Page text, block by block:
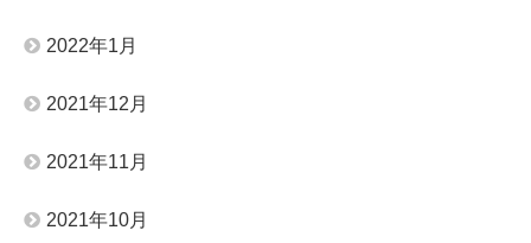
2022年1月
2021年12月
2021年11月
2021年10月